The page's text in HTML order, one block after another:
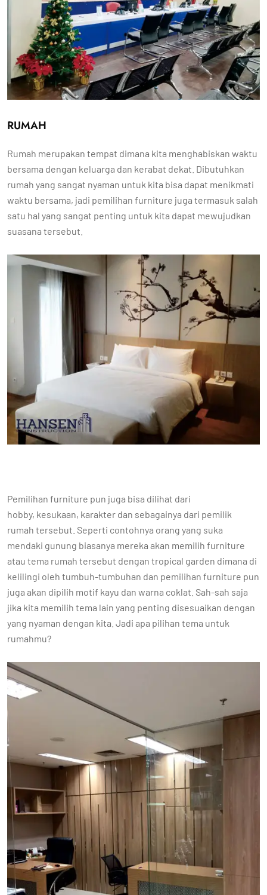
RUMAH
Rumah merupakan tempat dimana kita menghabiskan waktu
bersama dengan keluarga dan kerabat dekat. Dibutuhkan
rumah yang sangat nyaman untuk kita bisa dapat menikmati
waktu bersama, jadi pemilihan furniture juga termasuk salah
satu hal yang sangat penting untuk kita dapat mewujudkan
suasana tersebut.
Pemilihan furniture pun juga bisa dilihat dari
hobby, kesukaan, karakter dan sebagainya dari pemilik
rumah tersebut. Seperti contohnya orang yang suka
mendaki gunung biasanya mereka akan memilih furniture
atau tema rumah tersebut dengan tropical garden dimana di
kelilingi oleh tumbuh-tumbuhan dan pemilihan furniture pun
juga akan dipilih motif kayu dan warna coklat. Sah-sah saja
jika kita memilih tema lain yang penting disesuaikan dengan
yang nyaman dengan kita. Jadi apa pilihan tema untuk
rumahmu?